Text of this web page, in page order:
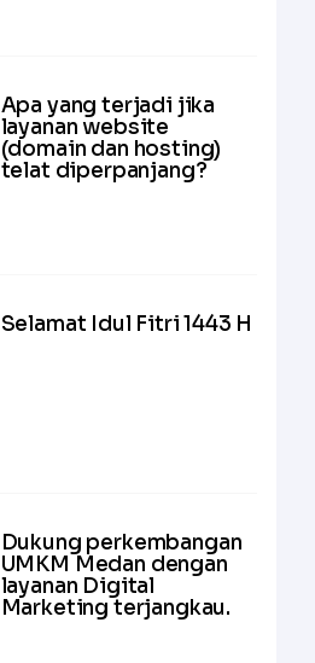
Apa yang terjadi jika
layanan website
(domain dan hosting)
telat diperpanjang?
Selamat Idul Fitri 1443 H
Dukung perkembangan
UMKM Medan dengan
layanan Digital
Marketing terjangkau.